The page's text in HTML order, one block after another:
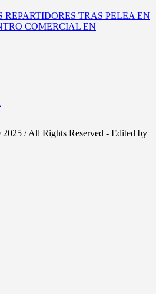
REPARTIDORES TRAS PELEA EN
COMERCIAL EN
/ All Rights Reserved - Edited by